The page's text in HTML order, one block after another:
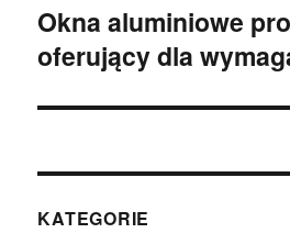
Następny
wpis:
Okna aluminiowe
oferujący dla
KATEGORIE